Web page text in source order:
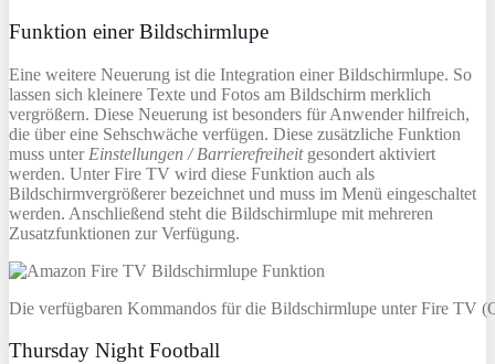
Funktion einer Bildschirmlupe
Eine weitere Neuerung ist die Integration einer Bildschirmlupe. So
lassen sich kleinere Texte und Fotos am Bildschirm merklich
vergrößern. Diese Neuerung ist besonders für Anwender hilfreich,
die über eine Sehschwäche verfügen. Diese zusätzliche Funktion
muss unter Einstellungen / Barrierefreiheitgesondert aktiviert
werden. Unter Fire TV wird diese Funktion auch als
Bildschirmvergrößerer bezeichnet und muss im Menü eingeschaltet
werden. Anschließend steht die Bildschirmlupe mit mehreren
Zusatzfunktionen zur Verfügung.
Die verfügbaren Kommandos für die Bildschirmlupe unter Fire TV
Thursday Night Football